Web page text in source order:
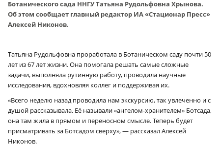
Ботанического сада ННГУ Татьяна Рудольфовна Хрынова.
Об этом сообщает главный редактор ИА «Стационар Пресс»
Алексей Никонов.
Татьяна Рудольфовна проработала в Ботаническом саду почти 50
лет из 67 лет жизни. Она помогала решать самые сложные
задачи, выполняла рутинную работу, проводила научные
исследования, вдохновляя коллег и поддерживая их.
«Всего неделю назад проводила нам экскурсию, так увлеченно и с
душой рассказывала. Её называли «ангелом-хранителем» Ботсада,
она там жила в прямом и переносном смысле. Теперь будет
присматривать за Ботсадом сверху», — рассказал Алексей
Никонов.